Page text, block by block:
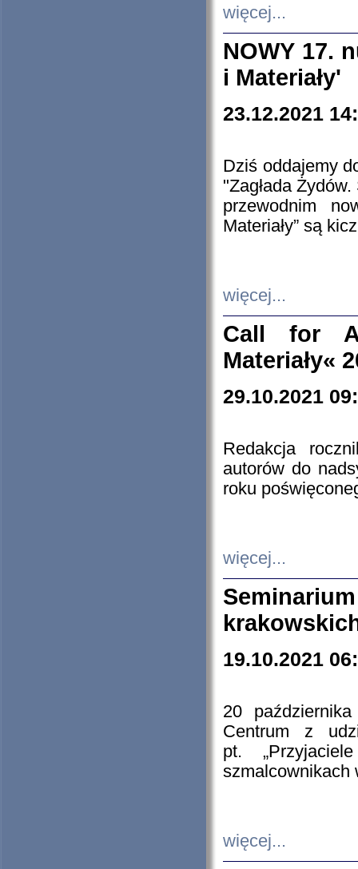
więcej...
NOWY 17.
i Materiały'
23.12.2021
Dziś oddajemy
"Zagłada
przewodnim
Materiały” są
więcej...
Call for
Materiały«
29.10.2021
Redakcja
autorów do
roku
więcej...
19.10.2021
20
Centrum z
pt.
szmalcownikach
więcej...